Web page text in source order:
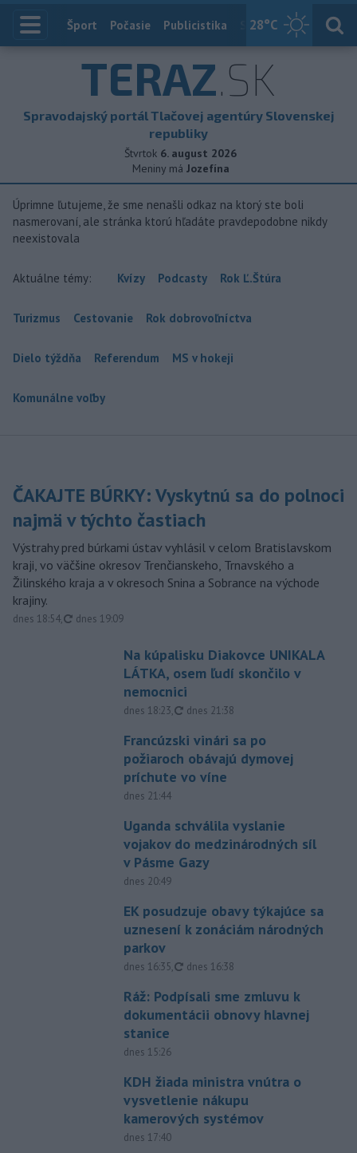
28°C
Index
Šport Počasie Publicistika Slovensko
TERAZ.SK
Spravodajský portál Tlačovej agentúry Slovenskej
republiky
Štvrtok 6. august 2026
Meniny má Jozefína
Úprimne ľutujeme, že sme nenašli odkaz na ktorý ste boli
nasmerovaní, ale stránka ktorú hľadáte pravdepodobne nikdy
neexistovala
Aktuálne témy: Kvízy Podcasty Rok Ľ.Štúra
Turizmus Cestovanie Rok dobrovoľníctva
Dielo týždňa Referendum MS v hokeji
Komunálne voľby
ČAKAJTE BÚRKY: Vyskytnú sa do polnoci
najmä v týchto častiach
Výstrahy pred búrkami ústav vyhlásil v celom Bratislavskom
kraji, vo väčšine okresov Trenčianskeho, Trnavského a
Žilinského kraja a v okresoch Snina a Sobrance na východe
krajiny.
dnes 18:54, aktualizované
dnes 19:09
Na kúpalisku Diakovce UNIKALA
LÁTKA, osem ľudí skončilo v
nemocnici
dnes 18:23, aktualizované
dnes 21:38
Francúzski vinári sa po
požiaroch obávajú dymovej
príchute vo víne
dnes 21:44
Uganda schválila vyslanie
vojakov do medzinárodných síl
v Pásme Gazy
dnes 20:49
EK posudzuje obavy týkajúce sa
uznesení k zonáciám národných
parkov
dnes 16:35, aktualizované
dnes 16:38
Ráž: Podpísali sme zmluvu k
dokumentácii obnovy hlavnej
stanice
dnes 15:26
KDH žiada ministra vnútra o
vysvetlenie nákupu
kamerových systémov
dnes 17:40